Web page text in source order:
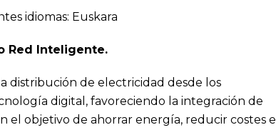
idiomas: Euskara
Red Inteligente.
distribución de electricidad desde los
digital, favoreciendo la integración de
el objetivo de ahorrar energía, reducir costes e